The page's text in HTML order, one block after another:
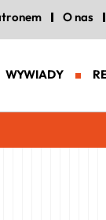
O nas
WYWIADY